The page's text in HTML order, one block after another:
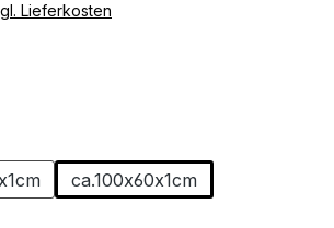
Lieferkosten
ca.100x60x1cm